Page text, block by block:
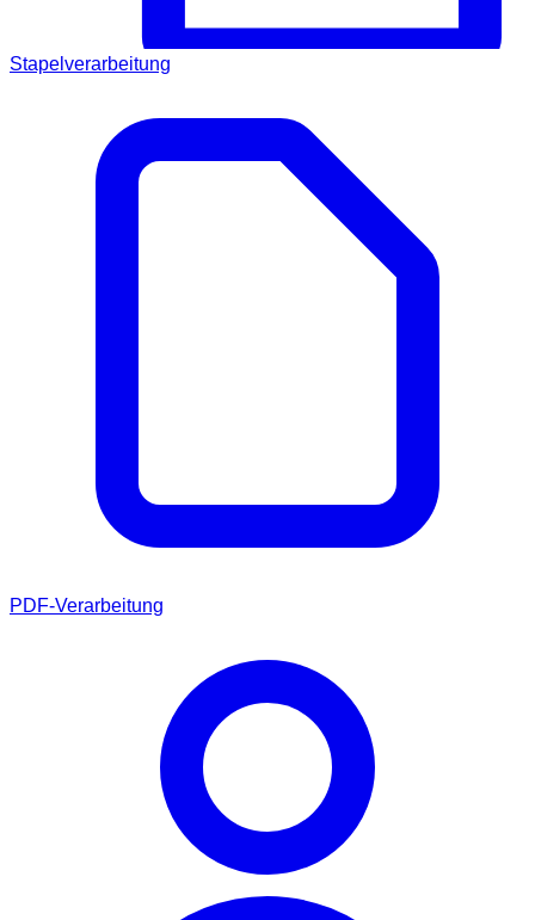
Stapelverarbeitung
PDF-Verarbeitung